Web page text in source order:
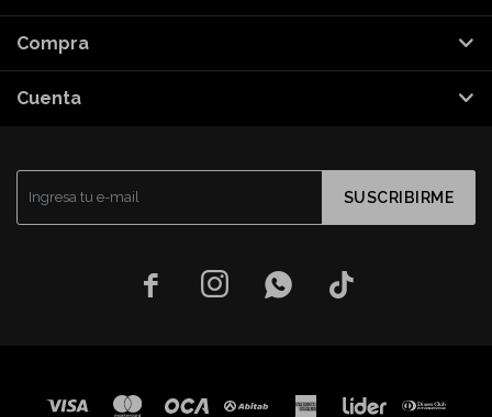
SUSCRIBIRME
   
Compra
Cuenta